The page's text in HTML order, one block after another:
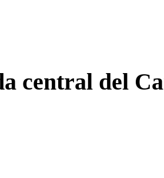
central del